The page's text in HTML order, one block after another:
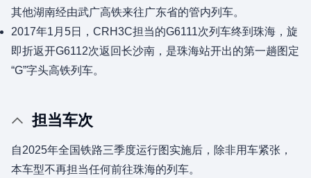
其他湖南经由武广高铁来往广东省的管内列车。
2017年1月5日，CRH3C担当的G6111次列车终到珠海，旋
即折返开G6112次返回长沙南，是珠海站开出的第一趟图定
“G”字头高铁列车。
担当车次
自2025年全国铁路三季度运行图实施后，除非用车紧张，
本车型不再担当任何前往珠海的列车。